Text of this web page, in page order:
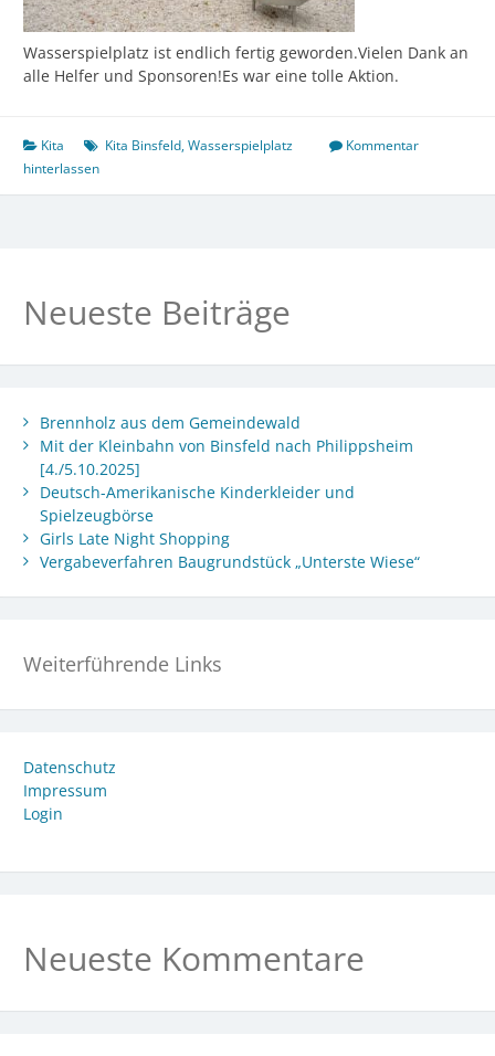
Wasserspielplatz ist endlich fertig geworden.Vielen Dank an
alle Helfer und Sponsoren!Es war eine tolle Aktion.
Kita Kita Binsfeld,Wasserspielplatz
Kommentar
hinterlassen
Neueste Beiträge
Brennholz aus dem Gemeindewald
Mit der Kleinbahn von Binsfeld nach Philippsheim
[4./5.10.2025]
Deutsch-Amerikanische Kinderkleider und
Spielzeugbörse
Girls Late Night Shopping
Vergabeverfahren Baugrundstück „Unterste Wiese“
Weiterführende Links
Datenschutz
Impressum
Login
Neueste Kommentare